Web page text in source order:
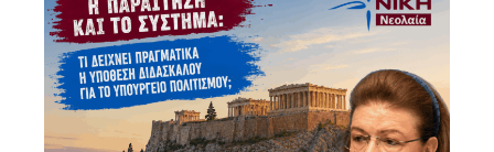
Νέα
Επικοινωνία